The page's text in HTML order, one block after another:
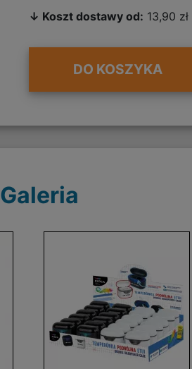
↓ Koszt dostawy od: 13,90 zł
DO KOSZYKA
Galeria